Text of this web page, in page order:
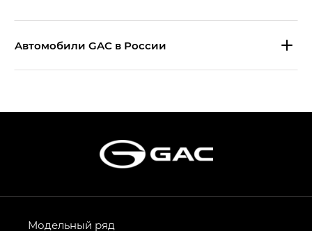
Aвтомобили GAC в России
Эс Икс ПРЕМИУМ — SX PREMIUM
S7 — Эс 7 (S7) в комплектациях
Эс Икс ПРЕМИУМ — SX PREMIUM, Эс Тэ — ST
в комплектации Экс ПРЕМИУМ — EX PREMIUM
AION V — Айон Ви в комплектациях Экс — EX,
Модельный ряд